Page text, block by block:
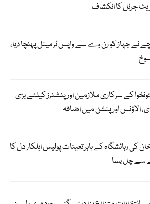
جرنل کا انکشاف
نے جہاز کو رن وے سے واپس ٹرمینل پہنچا دیا،
کے سرکاری ملازمین اور پنشنرز کیلئے بڑی
الاؤنس اور پنشن میں اضافہ
کی رہائشگاہ کے باہر تعینات پولیس اہلکار دل کا
سے چل بسا